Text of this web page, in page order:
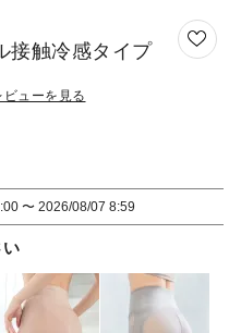
接触冷感タイプ
ビューを見る
〜 2026/08/07 8:59
い